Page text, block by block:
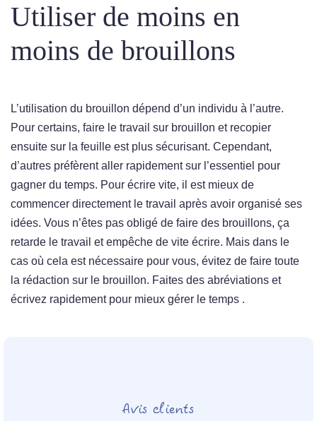
Utiliser de moins en
moins de brouillons
L’utilisation du brouillon dépend d’un individu à l’autre.
Pour certains, faire le travail sur brouillon et recopier
ensuite sur la feuille est plus sécurisant. Cependant,
d’autres préfèrent aller rapidement sur l’essentiel pour
gagner du temps. Pour écrire vite, il est mieux de
commencer directement le travail après avoir organisé ses
idées. Vous n’êtes pas obligé de faire des brouillons, ça
retarde le travail et empêche de vite écrire. Mais dans le
cas où cela est nécessaire pour vous, évitez de faire toute
la rédaction sur le brouillon. Faites des abréviations et
écrivez rapidement pour mieux gérer le temps .
Avis clients